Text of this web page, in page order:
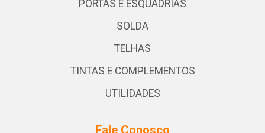
PORTAS E ESQUADRIAS
SOLDA
TELHAS
TINTAS E COMPLEMENTOS
UTILIDADES
Fale Conosco